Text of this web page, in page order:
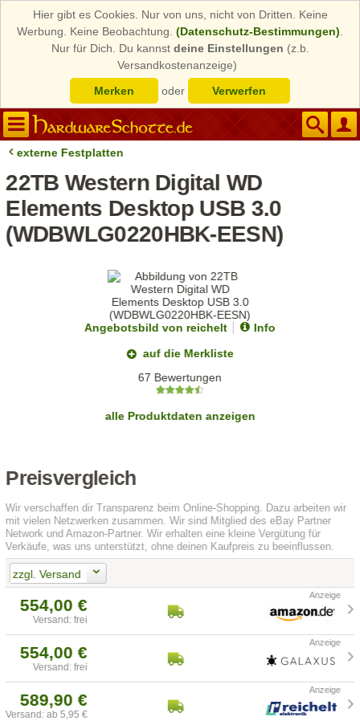
Hier gibt es Cookies. Nur von uns, nicht von Dritten. Keine
Werbung. Keine Beobachtung. (Datenschutz-Bestimmungen)
Nur für Dich. Du kannst deine Einstellungen (z.b.
Versandkostenanzeige)
Merken
oder Verwerfen
externe Festplatten
22TB Western Digital WD
Elements Desktop USB 3.0
(WDBWLG0220HBK-EESN)
Angebotsbild von reichelt
Info
auf die Merkliste
67 Bewertungen
alle Produktdaten anzeigen
Preisvergleich
Wir verschaffen dir Transparenz beim Online-Shopping. Dazu arbeiten wir
mit vielen Netzwerken zusammen. Wir sind Mitglied des eBay Partner
Network und Amazon-Partner. Wir erhalten eine kleine Vergütung für
Verkäufe, was uns unterstützt, ohne deinen Kaufpreis zu beeinflussen.
zzgl. Versand
554,00 €
Versand: frei
554,00 €
Versand: frei
589,90 €
Versand: ab 5,95 €